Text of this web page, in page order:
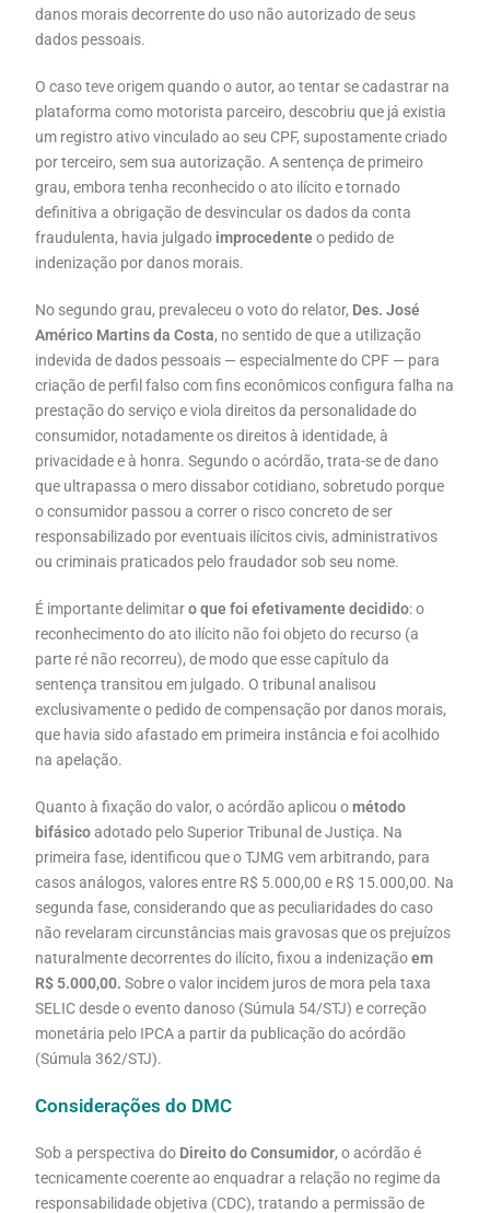
danos morais decorrente do uso não autorizado de seus
dados pessoais.
O caso teve origem quando o autor, ao tentar se cadastrar na
plataforma como motorista parceiro, descobriu que já existia
um registro ativo vinculado ao seu CPF, supostamente criado
por terceiro, sem sua autorização. A sentença de primeiro
grau, embora tenha reconhecido o ato ilícito e tornado
definitiva a obrigação de desvincular os dados da conta
fraudulenta, havia julgado improcedente o pedido de
indenização por danos morais.
No segundo grau, prevaleceu o voto do relator, Des. José
Américo Martins da Costa, no sentido de que a utilização
indevida de dados pessoais — especialmente do CPF — para
criação de perfil falso com fins econômicos configura falha na
prestação do serviço e viola direitos da personalidade do
consumidor, notadamente os direitos à identidade, à
privacidade e à honra. Segundo o acórdão, trata-se de dano
que ultrapassa o mero dissabor cotidiano, sobretudo porque
o consumidor passou a correr o risco concreto de ser
responsabilizado por eventuais ilícitos civis, administrativos
ou criminais praticados pelo fraudador sob seu nome.
É importante delimitaro que foi efetivamente decidido: o
reconhecimento do ato ilícito não foi objeto do recurso (a
parte ré não recorreu), de modo que esse capítulo da
sentença transitou em julgado. O tribunal analisou
exclusivamente o pedido de compensação por danos morais,
que havia sido afastado em primeira instância e foi acolhido
na apelação.
Quanto à fixação do valor, o acórdão aplicou ométodo
bifásicoadotado pelo Superior Tribunal de Justiça. Na
primeira fase, identificou que o TJMG vem arbitrando, para
casos análogos, valores entre R$ 5.000,00 e R$ 15.000,00. Na
segunda fase, considerando que as peculiaridades do caso
não revelaram circunstâncias mais gravosas que os prejuízos
naturalmente decorrentes do ilícito, fixou a indenizaçãoem
R$ 5.000,00. Sobre o valor incidem juros de mora pela taxa
SELIC desde o evento danoso (Súmula 54/STJ) e correção
monetária pelo IPCA a partir da publicação do acórdão
(Súmula 362/STJ).
Considerações do DMC
Sob a perspectiva do Direito do Consumidor, o acórdão é
tecnicamente coerente ao enquadrar a relação no regime da
responsabilidade objetiva (CDC), tratando a permissão de